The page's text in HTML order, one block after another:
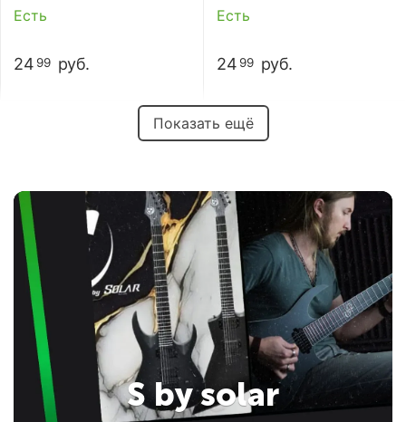
Есть
24 99 руб.
Есть
24 99 руб.
Показать ещё
S by solar